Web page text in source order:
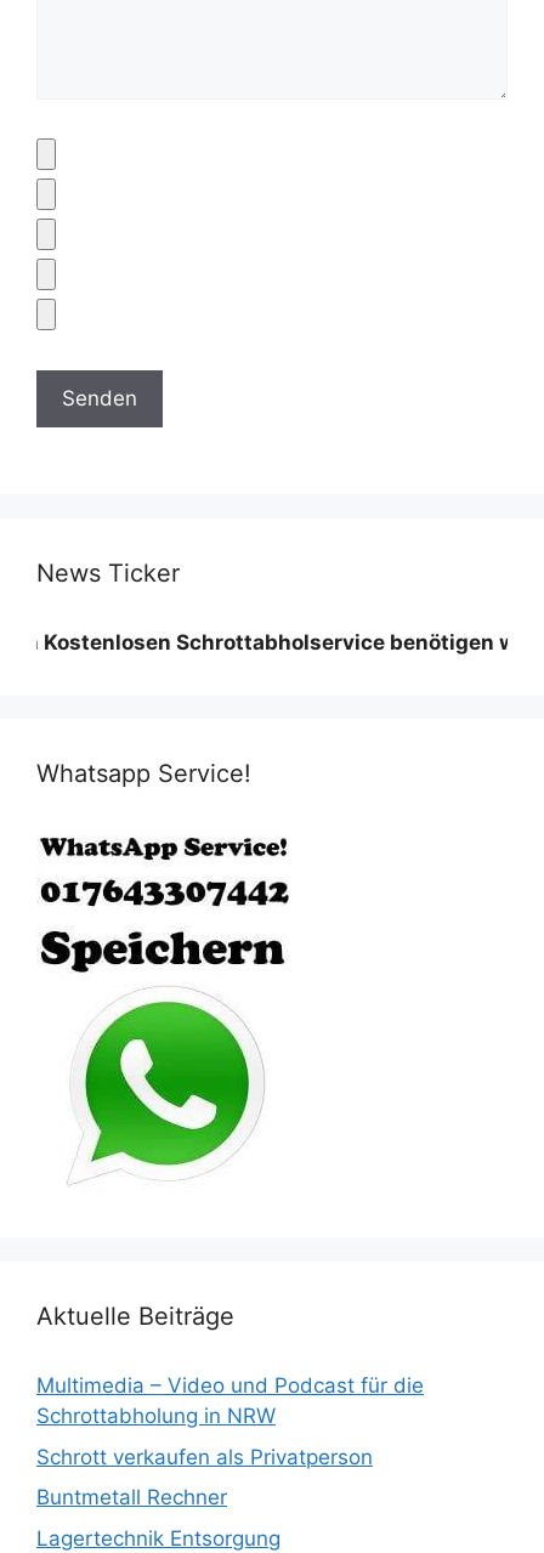
News Ticker
Schrottabholservice benötigen wir eine
Whatsapp Service!
Aktuelle Beiträge
Multimedia – Video und Podcast für die
Schrottabholung in NRW
Schrott verkaufen als Privatperson
Buntmetall Rechner
Lagertechnik Entsorgung